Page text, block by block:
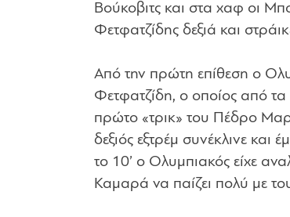
Βούκοβιτς και στα χαφ οι
Φετφατζίδης δεξιά και
Από την πρώτη επίθεση ο
Φετφατζίδη, ο οποίος από τα
πρώτο «τρικ» του Πέδρο
δεξιός εξτρέμ συνέκλινε
το 10’ ο Ολυμπιακός είχε
Καμαρά να παίζει πολύ με